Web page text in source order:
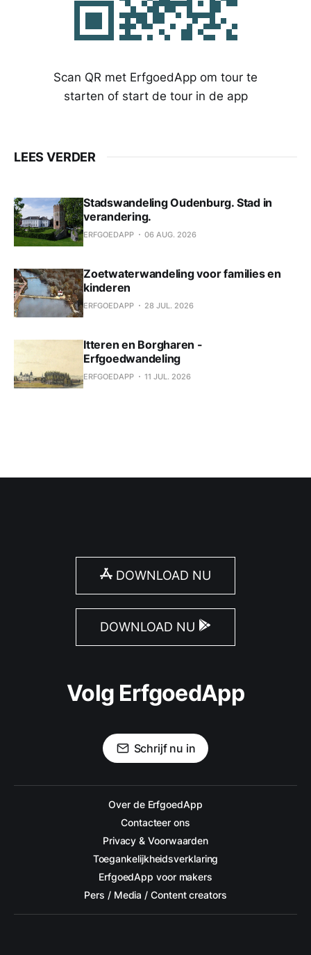
Scan QR met ErfgoedApp om tour te
starten of start de tour in de app
LEES VERDER
Stadswandeling Oudenburg. Stad in
verandering.
ERFGOEDAPP 06 AUG. 2026
Zoetwaterwandeling voor families en
kinderen
ERFGOEDAPP 28 JUL. 2026
Itteren en Borgharen -
Erfgoedwandeling
ERFGOEDAPP 11 JUL. 2026
DOWNLOAD NU
DOWNLOAD NU
Volg ErfgoedApp
Schrijf nu in
Over de ErfgoedApp
Contacteer ons
Privacy & Voorwaarden
Toegankelijkheidsverklaring
ErfgoedApp voor makers
Pers / Media / Content creators